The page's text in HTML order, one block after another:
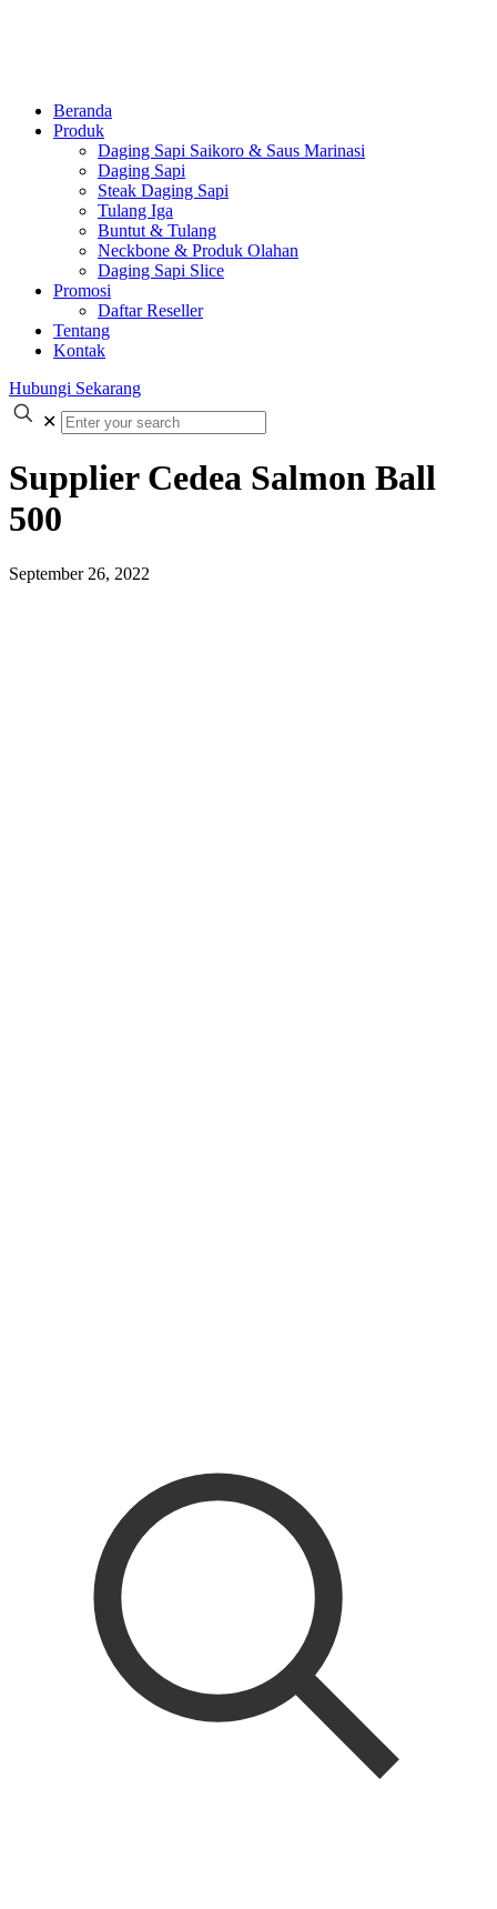
Beranda
Produk
Daging Sapi Saikoro & Saus Marinasi
Daging Sapi
Steak Daging Sapi
Tulang Iga
Buntut & Tulang
Neckbone & Produk Olahan
Daging Sapi Slice
Promosi
Daftar Reseller
Tentang
Kontak
Hubungi Sekarang
✕
Supplier Cedea Salmon Ball
500
September 26, 2022